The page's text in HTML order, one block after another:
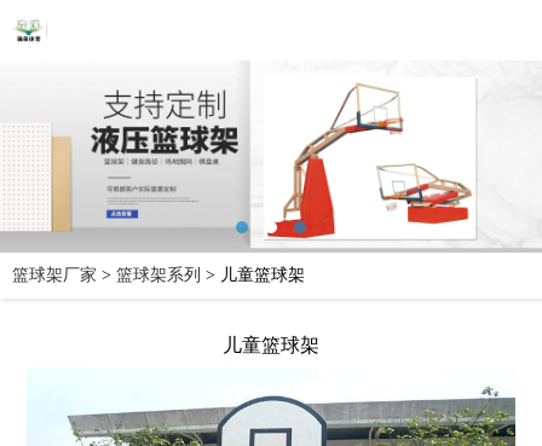
篮球架厂家 > 篮球架系列 > 儿童篮球架
儿童篮球架